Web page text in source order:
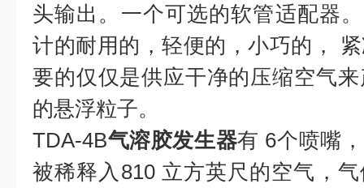
头输出。一个可选的软管适配器
计的耐用的，轻便的，小巧的，
要的仅仅是供应干净的压缩空气
的悬浮粒子。
TDA-4B气溶胶发生器有 6个喷嘴
被稀释入810 立方英尺的空气，